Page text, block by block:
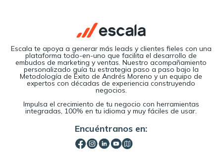
Escala te apoya a generar más leads y clientes fieles con una
plataforma todo-en-uno que facilita el desarrollo de
embudos de marketing y ventas. Nuestro acompañamiento
personalizado guía tu estrategia paso a paso bajo la
Metodología de Éxito de Andrés Moreno y un equipo de
expertos con décadas de experiencia construyendo
negocios.
Impulsa el crecimiento de tu negocio con herramientas
integradas, 100% en tu idioma y muy fáciles de usar.
Encuéntranos en: